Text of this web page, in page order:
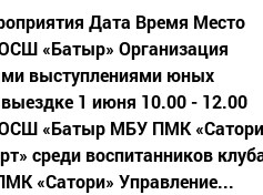
Дата Время Место
«Батыр» Организация
выступлениями юных
1 июня 10.00 - 12.00
«Батыр МБУ ПМК
среди воспитанников
«Сатори» Управление...